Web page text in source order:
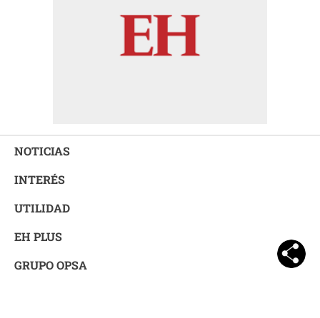
NOTICIAS
INTERÉS
UTILIDAD
EH PLUS
GRUPO OPSA